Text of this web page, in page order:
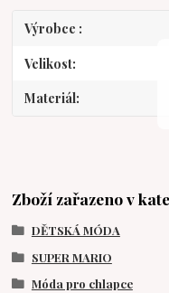
Výrobce
Velikost
Materiál
Zboží zařazeno v
DĚTSKÁ MÓDA
SUPER MARIO
Móda pro chlapce